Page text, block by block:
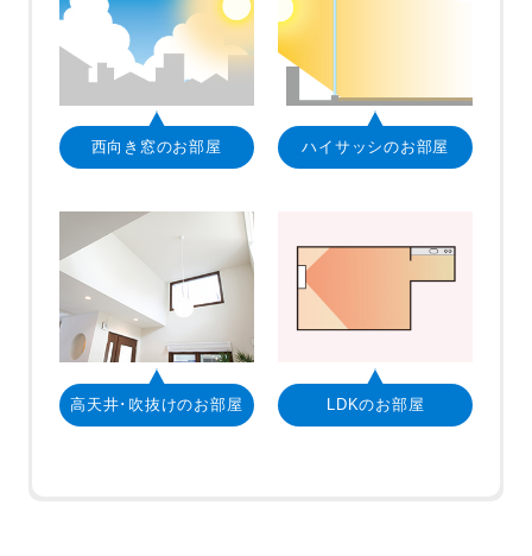
西向き窓のお部屋 ハイサッシのお部屋
高天井･吹抜けのお部屋 LDKのお部屋